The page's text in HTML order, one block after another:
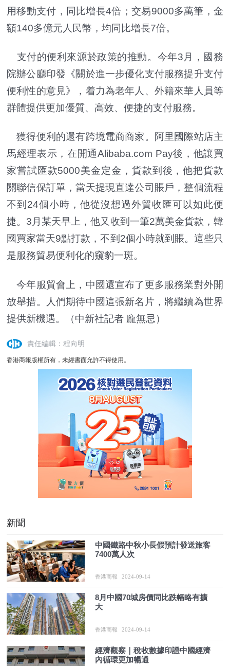
用移動支付，同比增長4倍；交易9000多萬筆，金
額140多億元人民幣，均同比增長7倍。
支付的便利來源於政策的推動。今年3月，國務
院辦公廳印發《關於進一步優化支付服務提升支付
便利性的意見》，着力為老年人、外籍來華人員等
群體提供更加優質、高效、便捷的支付服務。
獲得便利的還有跨境電商商家。阿里國際站店主
馬經理表示，在開通Alibaba.com Pay後，他讓買
家嘗試匯款5000美金定金，貨款到後，他把貨款
關聯信保訂單，當天提現直達公司賬戶，整個流程
不到24個小時，他從沒想過外貿收匯可以如此便
捷。3月某天早上，他又收到一筆2萬美金貨款，韓
國買家當天9點打款，不到2個小時就到賬。這些只
是服務貿易便利化的窺豹一斑。
今年服貿會上，中國還宣布了更多服務業對外開
放舉措。人們期待中國這張新名片，將繼續為世界
提供新機遇。（中新社記者 龐無忌）
責任編輯：程向明
香港商報版權所有，未經書面允許不得使用。
新聞
中國鐵路中秋小長假預計發送旅客
7400萬人次
香港商報 2024-09-14
8月中國70城房價同比跌幅略有擴
大
香港商報 2024-09-14
經濟觀察｜稅收數據印證中國經濟
內循環更加暢通